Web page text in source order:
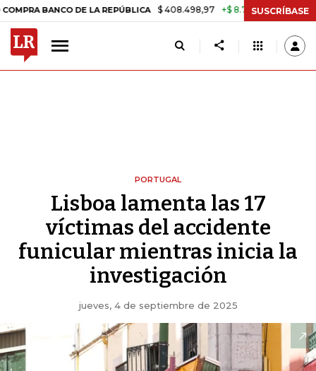
DE LA REPÚBLICA $ 408.498,97 +$ 8.753,81 +2,19% TASA
SUSCRÍBASE
PORTUGAL
Lisboa lamenta las 17
víctimas del accidente
funicular mientras inicia la
investigación
jueves, 4 de septiembre de 2025